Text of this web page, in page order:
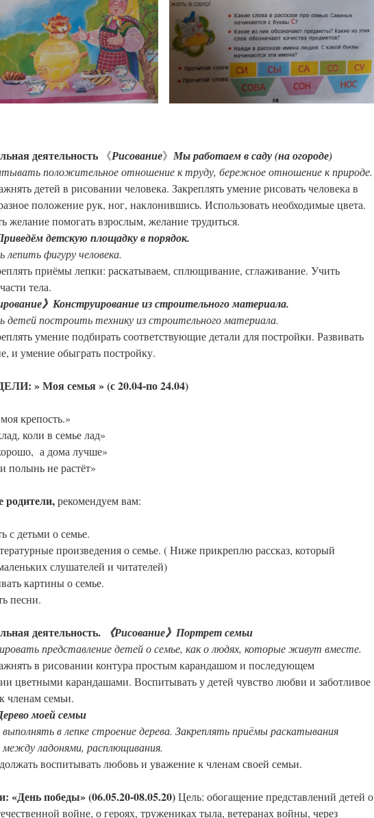
деятельность 《Рисование》 Мы работаем в саду (на огороде)
положительное отношение к труду, бережное отношение к природе.
детей в рисовании человека. Закреплять умение рисовать человека в
положение рук, ног, наклонившись. Использовать необходимые цвета.
желание помогать взрослым, желание трудиться.
детскую площадку в порядок.
фигуру человека.
приёмы лепки: раскатываем, сплющивание, сглаживание. Учить
тела.
》Конструирование из строительного материала.
детей построить технику из строительного материала.
умение подбирать соответствующие детали для постройки. Развивать
и умение обыграть постройку.
» Моя семья » (с 20.04-по 24.04)
крепость.»
коли в семье лад»
а дома лучше»
полынь не растёт»
рекомендуем вам:
с детьми о семье.
произведения о семье. ( Ниже прикреплю рассказ, который
слушателей и читателей)
картины о семье.
песни.
деятельность. 《Рисование》Портрет семьи
представление детей о семье, как о людях, которые живут вместе.
в рисовании контура простым карандашом и последующем
цветными карандашами. Воспитывать у детей чувство любви и заботливое
членам семьи.
моей семьи
в лепке строение дерева. Закреплять приёмы раскатывания
между ладонями, расплющивания.
воспитывать любовь и уважение к членам своей семьи.
«День победы» (06.05.20-08.05.20)Цель: обогащение представлений детей о
войне, о героях, тружениках тыла, ветеранах войны, через